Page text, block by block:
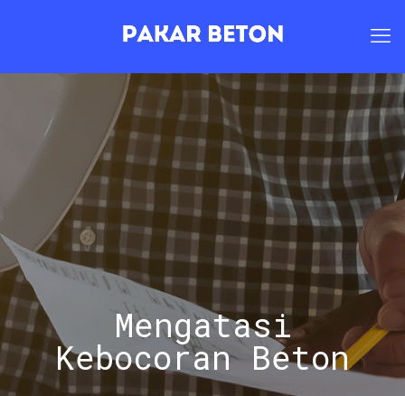
Mengatasi
Kebocoran Beton